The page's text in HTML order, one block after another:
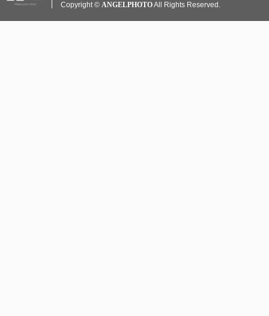
Copyright © ANGELPHOTOAll Rights Reserved.